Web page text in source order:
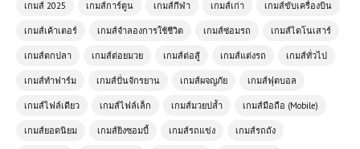
เกมส์ 2025 เกมส์การ์ตูน เกมส์กีฬา เกมส์เก่า เกมส์ขับเครื่องบิน
เกมส์เค้าเตอร์ เกมส์จำลองการใช้ชีวิต เกมส์ซ่อมรถ เกมส์ไดโนเสาร์
เกมส์ตกปลา เกมส์ต่อยมวย เกมส์ต่อสู้ เกมส์แต่งรถ เกมส์ทั่วไป
เกมส์ทำฟาร์ม เกมส์ปั่นจักรยาน เกมส์ผจญภัย เกมส์ฟุตบอล
เกมส์ไฟล์เดียว เกมส์ไฟล์เล็ก เกมส์มวยปล้ำ เกมส์มือถือ (Mobile)
เกมส์ยอดนิยม เกมส์ยิงซอมบี้ เกมส์รถแข่ง เกมส์รถถัง
สุดยอดเกมจำลองการขับแท็กซี่ที่คุณไม่
เล่นเกมส์ออนไลน์ฟรี Monster Truck
Racing เกมแข่งรถบิ๊กฟุตสุดดุเดือด